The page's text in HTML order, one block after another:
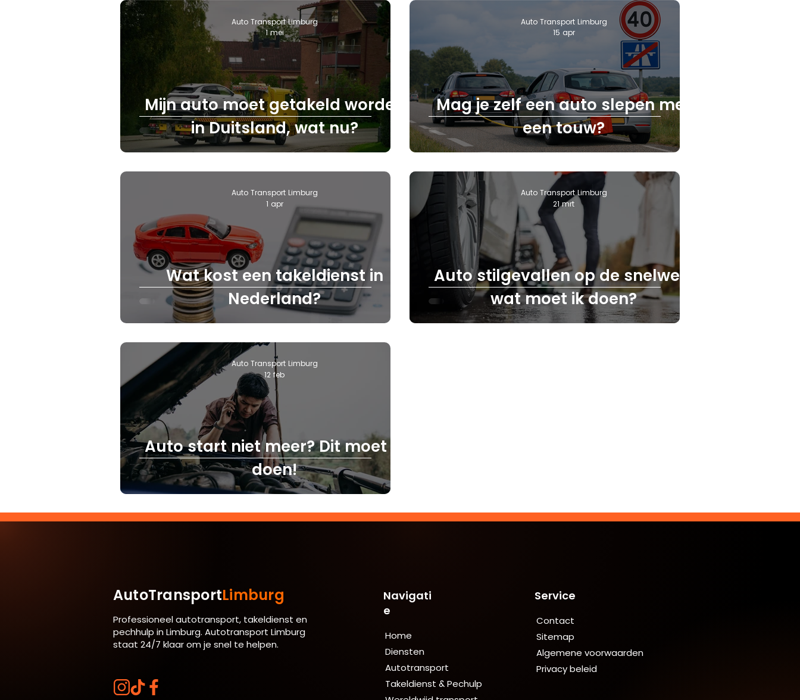
Mijn auto moet getakeld worden
in Duitsland, wat nu?
Auto Transport Limburg
1 mei
Mag je zelf een auto slepen met
een touw?
Auto Transport Limburg
15 apr
Wat kost een takeldienst in
Nederland?
Auto Transport Limburg
1 apr
Auto stilgevallen op de snelweg:
wat moet ik doen?
Auto Transport Limburg
21 mrt
Auto start niet meer? Dit moet je
doen!
Auto Transport Limburg
12 feb
AutoTransportLimburg
Professioneel autotransport, takeldienst en
pechhulp in Limburg. Autotransport Limburg
staat 24/7 klaar om je snel te helpen.
Navigati
e
Home
Diensten
Autotransport
Takeldienst & Pechulp
Service
Contact
Sitemap
Algemene voorwaarden
Privacy beleid